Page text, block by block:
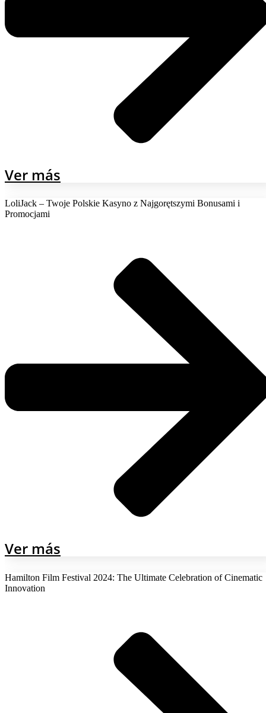
Ver más
LoliJack – Twoje Polskie Kasyno z Najgorętszymi Bonusami i
Promocjami
Ver más
Hamilton Film Festival 2024: The Ultimate Celebration of Cinematic
Innovation